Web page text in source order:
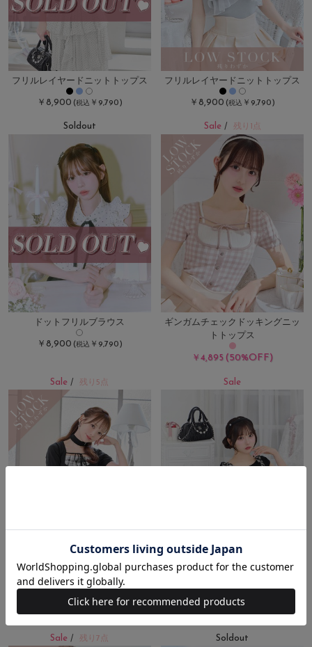
フリルレイヤードニットトップス
￥8,900 (税込 ￥9,790)
フリルレイヤードニットトップス
￥8,900 (税込 ￥9,790)
Soldout
ドットフリルブラウス
￥8,900 (税込 ￥9,790)
Sale/ 残り1点
ギンガムチェックドッキングニッ
トトップス
￥4,895 (50%OFF)
Sale / 残り5点
チョーカーリボンチェックキャミ
トップス
￥6,600(40%OFF)
Sale
トップス
￥5,500(50%OFF)
Sale / 残り7点 Soldout